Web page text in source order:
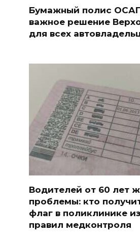
Бумажный полис
важное решение
для всех
Водителей от 60 лет
проблемы: кто
флаг в поликлинике
правил медконтроля